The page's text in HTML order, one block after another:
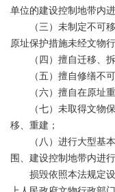
单位的建设控制地带内
（三）未制定不可移
原址保护措施未经文物
（四）擅自迁移、拆
（五）擅自修缮不可
（六）擅自在原址重
（七）未取得文物保
移、重建；
（八）进行大型基本
围、建设控制地带内进
损毁依照本法规定设